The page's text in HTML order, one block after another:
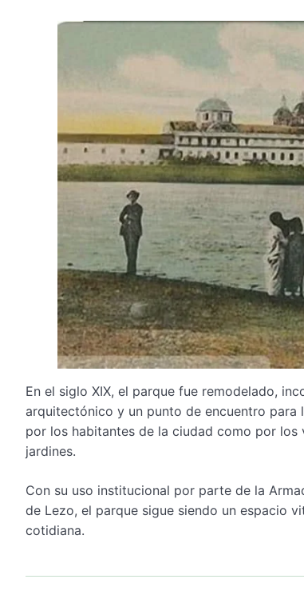
En el siglo XIX, el parque fue remodelado,
arquitectónico y un punto de encuentro para
por los habitantes de la ciudad como por
jardines.
Con su uso institucional por parte de la
de Lezo, el parque sigue siendo un espacio
cotidiana.